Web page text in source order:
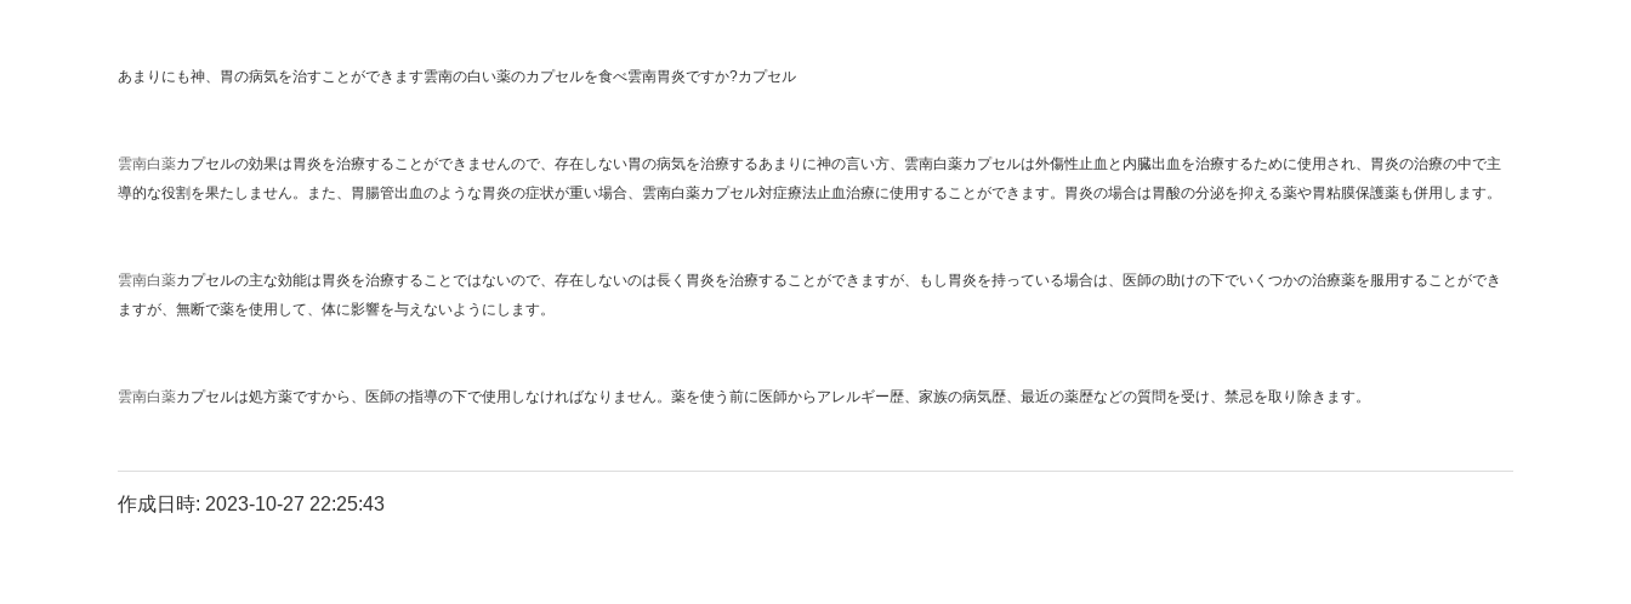
あまりにも神、胃の病気を治すことができます雲南の白い薬のカプセルを食べ雲南胃炎ですか?カプセル
雲南白薬カプセルの効果は胃炎を治療することができませんので、存在しない胃の病気を治療するあまりに神の言い方、雲南白薬カプセルは外傷性止血と内臓出血を治療するために使用され、胃炎の治療の中で主
導的な役割を果たしません。また、胃腸管出血のような胃炎の症状が重い場合、雲南白薬カプセル対症療法止血治療に使用することができます。胃炎の場合は胃酸の分泌を抑える薬や胃粘膜保護薬も併用します。
雲南白薬カプセルの主な効能は胃炎を治療することではないので、存在しないのは長く胃炎を治療することができますが、もし胃炎を持っている場合は、医師の助けの下でいくつかの治療薬を服用することができ
ますが、無断で薬を使用して、体に影響を与えないようにします。
雲南白薬カプセルは処方薬ですから、医師の指導の下で使用しなければなりません。薬を使う前に医師からアレルギー歴、家族の病気歴、最近の薬歴などの質問を受け、禁忌を取り除きます。
作成日時: 2023-10-27 22:25:43